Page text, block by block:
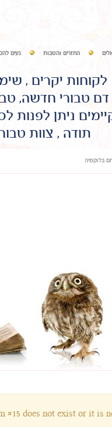
החזרים והטבות נעים
לקוחות יקרים ,
דם טבורי חדשה,
ניתן לפנות
תודה , צוות
בלוקמיה
#15 does not exist or it is